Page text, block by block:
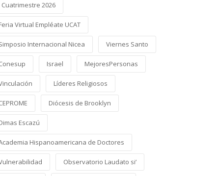
Cuatrimestre 2026
Virtual Empléate UCAT
Internacional Nicea Viernes Santo
Israel MejoresPersonas
Líderes Religiosos
Diócesis de Brooklyn
Escazú
Hispanoamericana de Doctores
Observatorio Laudato si’